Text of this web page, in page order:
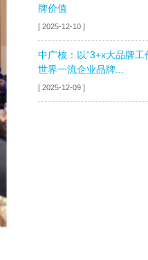
牌价值
[ 2025-12-10 ]
中广核：以“3+x大品牌工
世界一流企业品牌...
[ 2025-12-09 ]